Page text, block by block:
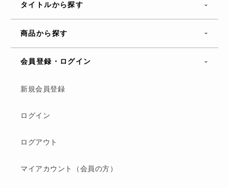
タイトルから探す
商品から探す
会員登録・ログイン
新規会員登録
ログイン
ログアウト
マイアカウント（会員の方）